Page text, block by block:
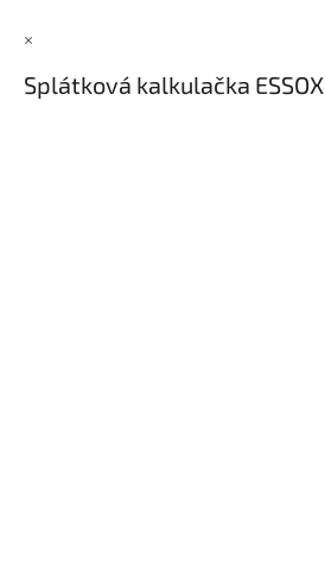
×
Splátková kalkulačka ESSOX